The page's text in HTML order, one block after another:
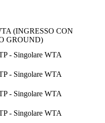
(INGRESSO CON
GROUND)
- Singolare WTA
- Singolare WTA
- Singolare WTA
- Singolare WTA